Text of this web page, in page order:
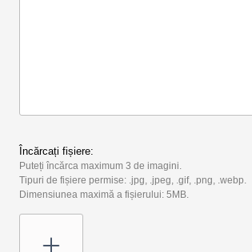
Încărcați fișiere:
Puteți încărca maximum 3 de imagini.
Tipuri de fișiere permise: .jpg, .jpeg, .gif, .png, .webp.
Dimensiunea maximă a fișierului: 5MB.